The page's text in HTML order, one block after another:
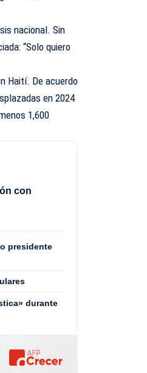
nacional. Sin
“Solo quiero
Haití. De acuerdo
en 2024
1,600
con
presidente
durante